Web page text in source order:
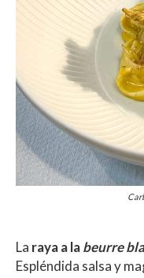
La raya a labeurre
Espléndida salsa y